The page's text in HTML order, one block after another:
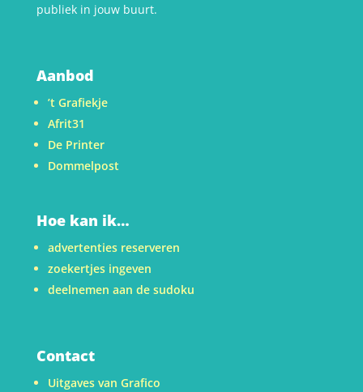
publiek in jouw buurt.
Aanbod
’t Grafiekje
Afrit31
De Printer
Dommelpost
Hoe kan ik…
advertenties reserveren
zoekertjes ingeven
deelnemen aan de sudoku
Contact
Uitgaves van Grafico